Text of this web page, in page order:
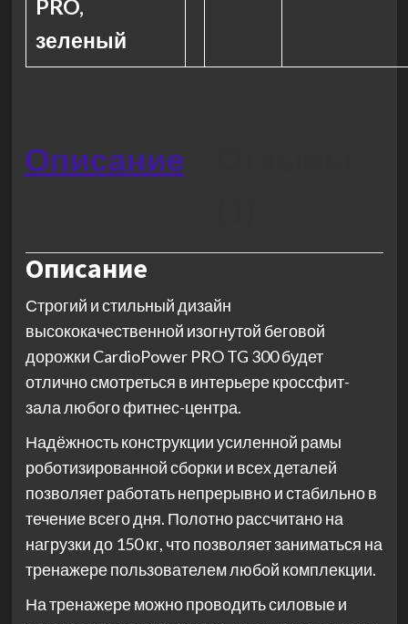
PRO,
зеленый
Описание
Описание
Строгий и стильный дизайн
высококачественной изогнутой беговой
дорожки CardioPower PRO TG 300 будет
отлично смотреться в интерьере кроссфит-
зала любого фитнес-центра.
Надёжность конструкции усиленной рамы
роботизированной сборки и всех деталей
позволяет работать непрерывно и стабильно в
течение всего дня. Полотно рассчитано на
нагрузки до 150 кг, что позволяет заниматься на
тренажере пользователем любой комплекции.
На тренажере можно проводить силовые и